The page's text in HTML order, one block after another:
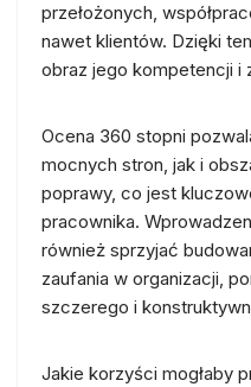
przełożonych,
nawet klientów. Dzięki
obraz jego kompetencji i
Ocena 360 stopni
mocnych stron, jak i
poprawy, co jest
pracownika.
również sprzyjać
zaufania w organizacji,
szczerego i
Jakie korzyści mogłaby